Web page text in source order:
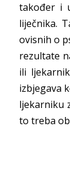
također i
liječnika.
ovisnih o
rezultate
ili
izbjegava
ljekarniku
to treba